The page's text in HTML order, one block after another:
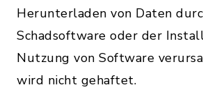
Herunterladen von Daten
Schadsoftware oder der
Nutzung von Software
wird nicht gehaftet.